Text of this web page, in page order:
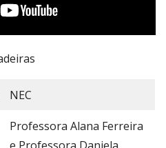
NEC
Professora Alana Ferreira